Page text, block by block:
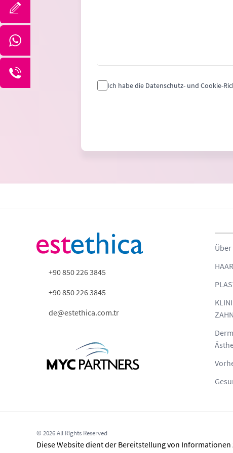
Ich habe die Datenschutz- und Cookie-
+90 850 226 3845
+90 850 226 3845
de@estethica.com.tr
© 2026 All Rights Reserved
Diese Website dient der Bereitstellung von